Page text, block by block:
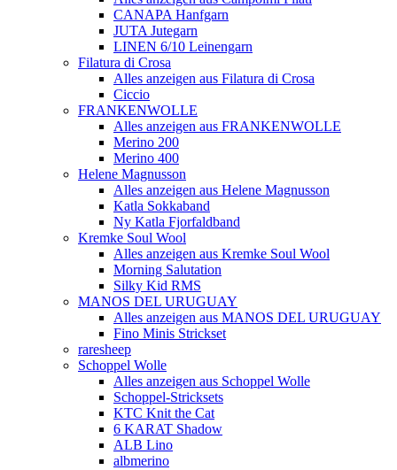
CANAPA Hanfgarn
JUTA Jutegarn
LINEN 6/10 Leinengarn
Filatura di Crosa
Alles anzeigen aus Filatura di Crosa
Ciccio
FRANKENWOLLE
Alles anzeigen aus FRANKENWOLLE
Merino 200
Merino 400
Helene Magnusson
Alles anzeigen aus Helene Magnusson
Katla Sokkaband
Ny Katla Fjorfaldband
Kremke Soul Wool
Alles anzeigen aus Kremke Soul Wool
Morning Salutation
Silky Kid RMS
MANOS DEL URUGUAY
Alles anzeigen aus MANOS DEL URUGUAY
Fino Minis Strickset
raresheep
Schoppel Wolle
Alles anzeigen aus Schoppel Wolle
Schoppel-Stricksets
KTC Knit the Cat
6 KARAT Shadow
ALB Lino
albmerino